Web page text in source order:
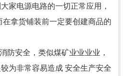
家电源电路的一切正常应用，
拿货铺装前一定要创建商品的
安全，类似煤矿业业业业，
为非常容易造成 安全生产安全